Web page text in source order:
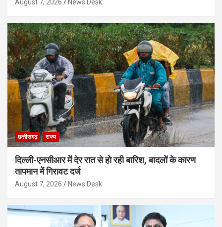
August 7, 2026 News Desk
छत्तीसगढ़ राज्य
दिल्ली-एनसीआर में देर रात से हो रही बारिश, बादलों के कारण
तापमान में गिरावट दर्ज
August 7, 2026 News Desk